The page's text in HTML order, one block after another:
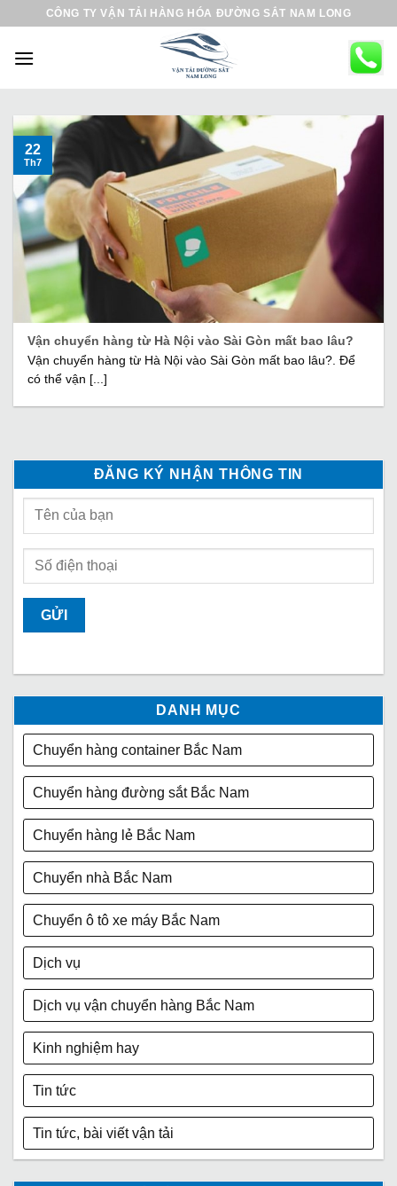
CÔNG TY VẬN TẢI HÀNG HÓA ĐƯỜNG SẮT NAM LONG
Vận chuyển hàng từ Hà Nội vào Sài Gòn mất bao lâu?
Vận chuyển hàng từ Hà Nội vào Sài Gòn mất bao lâu?. Để
có thể vận [...]
22
Th7
ĐĂNG KÝ NHẬN THÔNG TIN
DANH MỤC
Chuyển hàng container Bắc Nam
Chuyển hàng đường sắt Bắc Nam
Chuyển hàng lẻ Bắc Nam
Chuyển nhà Bắc Nam
Chuyển ô tô xe máy Bắc Nam
Dịch vụ
Dịch vụ vận chuyển hàng Bắc Nam
Kinh nghiệm hay
Tin tức
Tin tức, bài viết vận tải